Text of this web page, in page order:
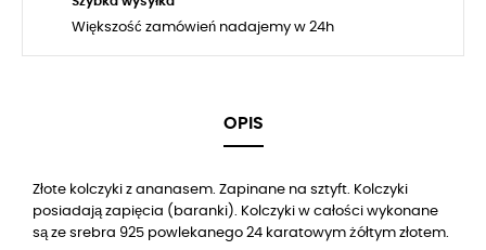
Większość zamówień nadajemy w 24h
OPIS
Złote kolczyki z ananasem. Zapinane na sztyft. Kolczyki
posiadają zapięcia (baranki). Kolczyki w całości wykonane
są ze srebra 925 powlekanego 24 karatowym żółtym złotem.